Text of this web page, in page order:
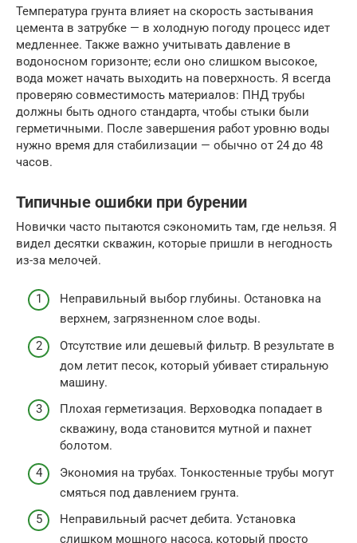
Температура грунта влияет на скорость застывания
цемента в затрубке — в холодную погоду процесс идет
медленнее. Также важно учитывать давление в
водоносном горизонте; если оно слишком высокое,
вода может начать выходить на поверхность. Я всегда
проверяю совместимость материалов: ПНД трубы
должны быть одного стандарта, чтобы стыки были
герметичными. После завершения работ уровню воды
нужно время для стабилизации — обычно от 24 до 48
часов.
Типичные ошибки при бурении
Новички часто пытаются сэкономить там, где нельзя. Я
видел десятки скважин, которые пришли в негодность
из-за мелочей.
Неправильный выбор глубины. Остановка на
верхнем, загрязненном слое воды.
Отсутствие или дешевый фильтр. В результате в
дом летит песок, который убивает стиральную
машину.
Плохая герметизация. Верховодка попадает в
скважину, вода становится мутной и пахнет
болотом.
Экономия на трубах. Тонкостенные трубы могут
смяться под давлением грунта.
Неправильный расчет дебита. Установка
слишком мощного насоса, который просто